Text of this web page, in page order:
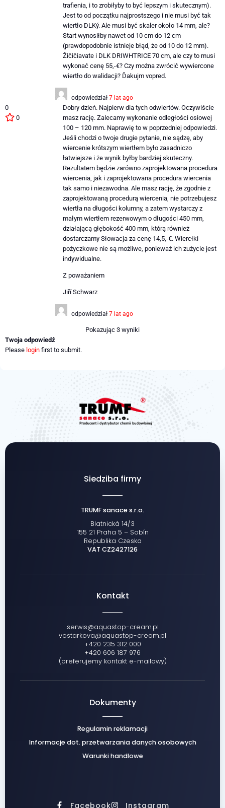
trafienia, i to zrobiłyby to być lepszym i skutecznym).
Jest to od początku najprostszego i nie musi być tak
wiertło DLKý. Ale musi być skaler około 14 mm, ale?
Start wynosiłby nawet od 10 cm do 12 cm
(prawdopodobnie istnieje błąd, że od 10 do 12 mm).
Žičičiavate i DLK DRIWHTRICE 70 cm, ale czy to musi
wykonać cenę 55,-€? Czy można zwrócić wywiercone
wiertło do walidacji? Ďakujm vopred.
odpowiedział 7 lat ago
0
0
Dobry dzień. Najpierw dla tych odwiertów. Oczywiście
masz rację. Zalecamy wykonanie odległości osiowej
100 – 120 mm. Naprawię to w poprzedniej odpowiedzi.
Jeśli chodzi o twoje drugie pytanie, nie sądzę, aby
wiercenie krótszym wiertłem było zasadniczo
łatwiejsze i że wynik byłby bardziej skuteczny.
Rezultatem będzie zarówno zaprojektowana procedura
wiercenia, jak i zaprojektowana procedura wiercenia
tak samo i niezawodna. Ale masz rację, że zgodnie z
zaprojektowaną procedurą wiercenia, nie potrzebujesz
wiertła na długości kolumny, a zatem wystarczy z
małym wiertłem rezerwowym o długości 450 mm,
działającą głębokość 400 mm, którą również
dostarczamy Słowacja za cenę 14,5,-€. Wiercłki
pożyczkowe nie są możliwe, ponieważ ich zużycie jest
indywidualne.
Z poważaniem
Jiří Schwarz
odpowiedział 7 lat ago
Pokazując 3 wyniki
Twoja odpowiedź
Please login first to submit.
Siedziba firmy
TRUMF sanace s.r.o.
Blatnická 14/3
155 21 Praha 5 – Sobín
Republika Czeska
VAT CZ2427126
Kontakt
serwis@aquastop-cream.pl
vostarkova@aquastop-cream.pl
+420 235 312 000
+420 606 187 976
(preferujemy kontakt e-mailowy)
Dokumenty
Regulamin reklamacji
Informacje dot. przetwarzania danych osobowych
Warunki handlowe
Facebook Instagram